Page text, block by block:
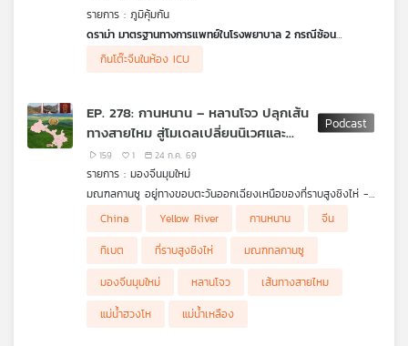
เครือ
ข่าย
วิทยุ
AI ของจีนครั้งนี้ส่งสัญญาณอะไรไปยังเวทีโลกและจะสามารถเป็น
โอกาสสำหรับไทยได้ด้วยหรือไม่
หรือไม่
รายการ : ภูมิคุ้มกัน
ดราม่า มาตรฐานทางการแพทย์ในโรงพยาบาล 2 กรณีซ้อน
กรณีที่ครูทรายพาสามีมีอาการเจ็บร้าวตั้งแต่นิ้วจนถึงหน้าอก หัวใจ
เหงื่อแตกพลั๊ก สงสัยว่าจะเป็นโรคเกี่ยวกับหัวใจไปรักษาที่โรง
เพราะเส้นเลือดหัวใจตีบ 2 เส้น ได้เข้าชี้แจงข้อเท็จจริงต่อคณะ
อนุกรรมการแพทยสภา เรียกร้องความเป็นธรรมเชื่อหากสามีได้รับการ
รักษาที่เหมาะสมอาจไม่เสียชีวิต พร้อมหวังให้คดีนี้เป็นจุดเริ่มต้นในการ
ยกระดับมาตรฐานการรักษาพยาบาล ขณะที่โรงพยาบาลติดต่อขอไกล่
เกลี่ยผ่าน สบส. วันที่ 7 สิงหาคม 69
.
ฟังเสียง ครูทราย นางสาวเบญญาภรณ์ พานเพชร
โรงพยาบาลอ่างทอง ติดเชื้อในกระแสเลือดเสียชีวิตพ่อแม่เด็กสงสัย
หรือไม่ จนเกิดจากกระแสวิพากษ์วิจารณ์อย่างหนัก ซึ่งกระทรวง
กินโต๊ะจีนในห้อง ICU
EP. 278: กานหนาน – หลานโจว ปลุกเส้น
ทางสายไหม สู่โมเดลเปลี่ยนนิเวศและ
เศรษฐกิจยุคใหม่ของจีน
159 1 24 ก.ค. 69
รายการ : มองจีนมุมใหม่
มณฑลกานซู อยู่ทางขอบตะวันออกเฉียงเหนือของที่ราบสูงชิงไห่ -
ทิเบต และเป็นพื้นที่ลุ่มน้ำสายสำคัญคือแม่น้ำฮวงโห หรือแม่น้ำเหลือง
(Yellow River) เป็นประตูเส้นทางสายไหมโบราณ ซึ่งจีนวางพื้นที่
ยุทธศาสตร์เชื่อมแผ่นดินใหญ่เข้าสู่เอเชียกลาง ยูเรเชียและยุโรป
โสภิต หวังวิวัฒนา จะพาไปรู้จักจีนในพื้นที่เขตกานหนานและนคร
หลานโจว ว่าจีนวางเป้าหมายการพัฒนาพื้นที่นี้อย่างไรเพื่อเชื่อม
ระหว่างวัฒนธรรม สิ่งแวดล้อม การท่องเที่ยวสู่เป้าหมายการเติบโต
China Yellow River กานหนาน
จีน
ทิเบต
ที่ราบสูงชิงไห่
มณฑทลกานซู
มองจีนมุมใหม่
หลานโจว
เส้นทางสายไหม
แม่น้ำฮวงโห
แม่น้ำเหลือง